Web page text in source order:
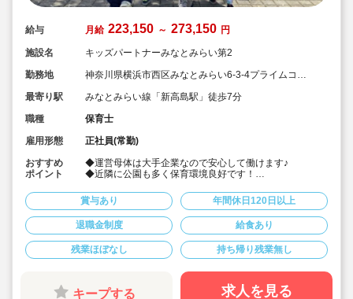
給与 月給 223,150 ～ 273,150 円
施設名
キッズパートナーみなとみらい第2
勤務地
神奈川県横浜市西区みなとみらい6-3-4プライムコー
最寄り駅
みなとみらい線「新高島駅」徒歩7分
職種
保育士
雇用形態
正社員(常勤)
おすすめ
ポイント
◆運営母体は大手企業なので安心して働けます♪
◆近隣に公園も多く保育環境良好です！
◆姉妹園で産休育休実績多数☆女性が働きやすい職場を
実現しています♪
◆運営母体は大手企業なので安心して働けます♪
◆経験浅やブランクがあってもOK！安心のサポート！
◆宿舎借り上げ制度を使用する際に、敷金礼金も法人負
担、またカギ交換代やクリーニング費用等の初期費用も
法人から手当が出ます！ここまで手厚い福利厚生の法人
はなかなかありません！
◆残業代は1分単位で支給されます！
賞与あり 年間休日120日以上
退職金制度 給食あり
残業ほぼなし 持ち帰り残業無し
キープする 求人を見る